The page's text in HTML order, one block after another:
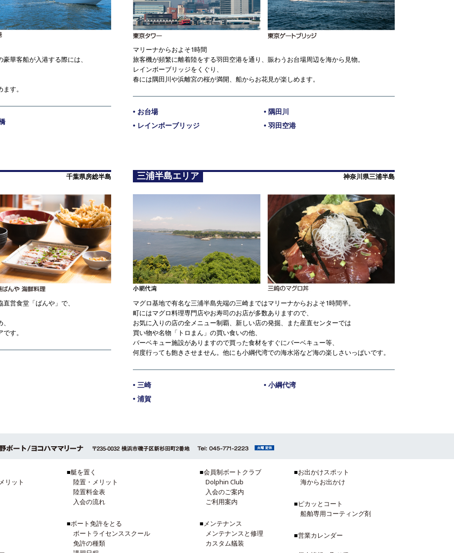
華客船が入港する際には、
す。
マリーナからおよそ1時間
旅客機が頻繁に離着陸をする羽田空港を通り、賑わうお台場周辺を海から見物。
レインボーブリッジをくぐり、
春には隅田川や浜離宮の桜が満開、船からお花見が楽しめます。
• お台場
• レインボーブリッジ
• 隅田川
• 羽田空港
千葉県房総半島
営食堂「ばんや」で、
す。
三浦半島エリア 神奈川県三浦半島
マグロ基地で有名な三浦半島先端の三崎まではマリーナからおよそ1時間半。
町にはマグロ料理専門店やお寿司のお店が多数ありますので、
お気に入りの店の全メニュー制覇、新しい店の発掘、また産直センターでは
買い物や名物「トロまん」の買い食いの他、
バーベキュー施設がありますので買った食材をすぐにバーベキュー等、
何度行っても飽きさせません。他にも小綱代湾での海水浴など海の楽しさいっぱいです。
• 三崎
• 浦賀
• 小綱代湾
リット
■艇を置く
陸置・メリット
陸置料金表
入会の流れ
■ボート免許をとる
ボートライセンススクール
免許の種類
■会員制ボートクラブ
Dolphin Club
入会のご案内
ご利用案内
■メンテナンス
メンテナンスと修理
カスタム艤装
■お出かけスポット
海からお出かけ
■ピカッとコート
船舶専用コーティング剤
■営業カレンダー